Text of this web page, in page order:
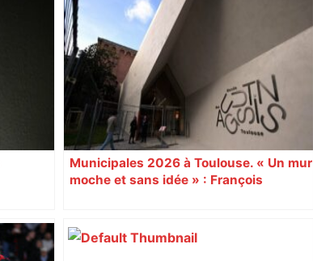
Municipales 2026 à Toulouse. « Un mur
moche et sans idée » : François
Augustins